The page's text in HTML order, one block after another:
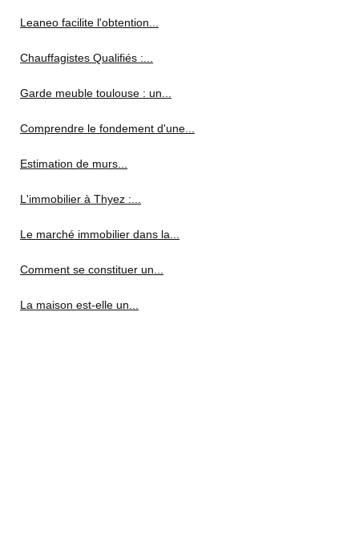
Leaneo facilite l'obtention...
Chauffagistes Qualifiés :...
Garde meuble toulouse : un...
Comprendre le fondement d'une...
Estimation de murs...
L'immobilier à Thyez :...
Le marché immobilier dans la...
Comment se constituer un...
La maison est-elle un...